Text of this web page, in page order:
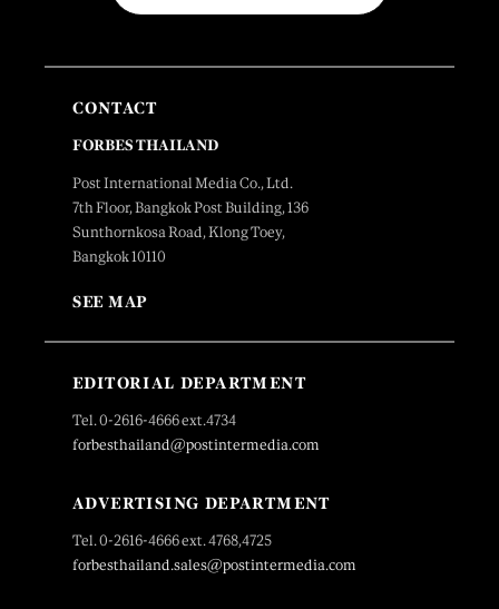
CONTACT
FORBES THAILAND
Post International Media Co., Ltd.
7th Floor, Bangkok Post Building, 136
Sunthornkosa Road, Klong Toey,
Bangkok 10110
SEE MAP
EDITORIAL DEPARTMENT
Tel. 0-2616-4666 ext.4734
forbesthailand@postintermedia.com
ADVERTISING DEPARTMENT
Tel. 0-2616-4666 ext. 4768,4725
forbesthailand.sales@postintermedia.com